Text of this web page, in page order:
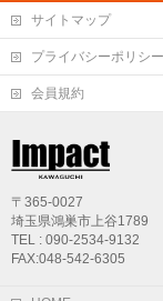
サイトマップ
プライバシーポリシー
会員規約
〒365-0027
埼玉県鴻巣市上谷1789
TEL : 090-2534-9132
FAX:048-542-6305